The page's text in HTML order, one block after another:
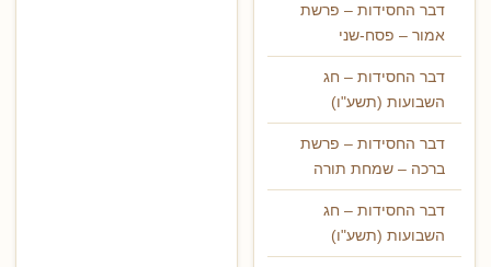
דבר החסידות – פרשת
אמור – פסח-שני
דבר החסידות – חג
השבועות (תשע"ו)
דבר החסידות – פרשת
ברכה – שמחת תורה
דבר החסידות – חג
השבועות (תשע"ו)